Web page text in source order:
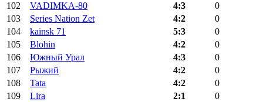
102
VADIMKA-80 4:3
0
103
Series Nation Zet 4:2
0
104
kainsk 71 5:3
0
105
Blohin 4:2
0
106
Южный Урал 4:3
0
107
Рыжий 4:2
0
108
Tata 4:2
0
109
Lira 2:1
0